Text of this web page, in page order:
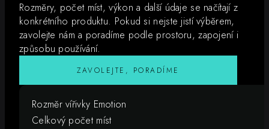
Rozměry, počet míst, výkon a další údaje se načítají z
konkrétního produktu. Pokud si nejste jistí výběrem,
zavolejte nám a poradíme podle prostoru, zapojení i
způsobu používání.
ZAVOLEJTE, PORADÍME
Rozměr vířivky Emotion
Celkový počet míst